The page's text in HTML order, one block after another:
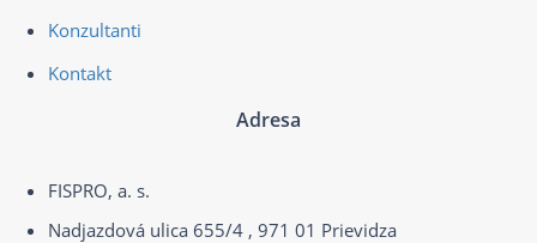
Konzultanti
Kontakt
Adresa
FISPRO, a. s.
Nadjazdová ulica 655/4 , 971 01 Prievidza